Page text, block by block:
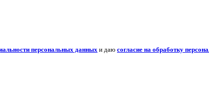
персональных данных и даю согласие на обработку